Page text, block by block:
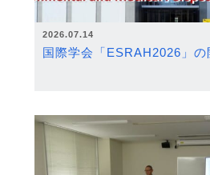
2026.07.14
国際学会「ESRAH2026」の